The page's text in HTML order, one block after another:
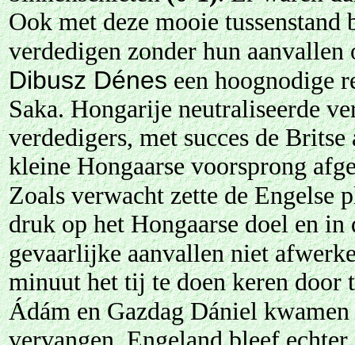
Ook met deze mooie tussenstand
verdedigen zonder hun aanvallen
Dibusz Déneseen hoognodige
Saka. Hongarije neutraliseerde
verdedigers, met succes de
kleine Hongaarse voorsprong
Zoals verwacht zette de Engelse
druk op het Hongaarse doel en
gevaarlijke aanvallen niet
minuut het tij te doen keren door
Ádám en Gazdag Dániel kwamen